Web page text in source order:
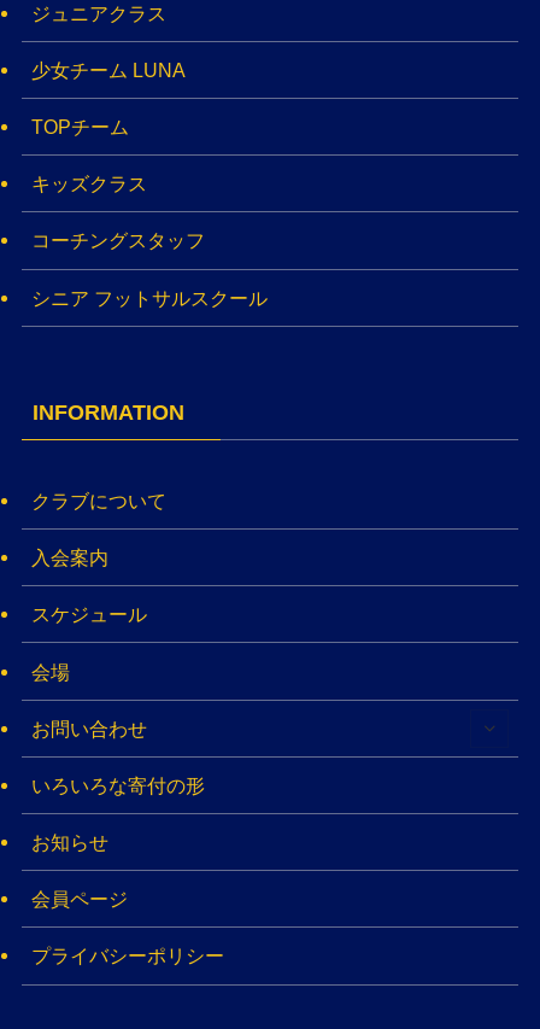
ジュニアクラス
少女チーム LUNA
TOPチーム
キッズクラス
コーチングスタッフ
シニア フットサルスクール
INFORMATION
クラブについて
入会案内
スケジュール
会場
お問い合わせ
いろいろな寄付の形
お知らせ
会員ページ
プライバシーポリシー